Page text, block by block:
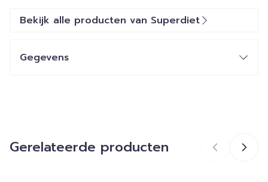
Bekijk alle producten van Superdiet
Gegevens
Merken Superdiet
Gerelateerde producten